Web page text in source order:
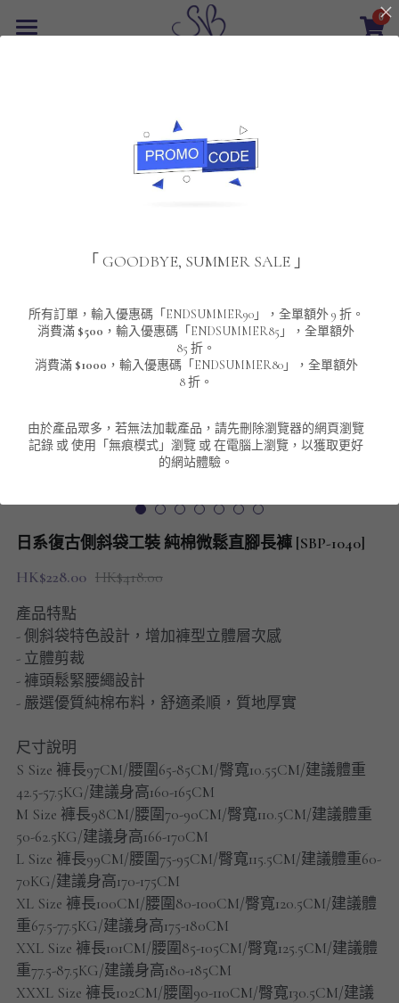
0
重磅純色長袖 T-SHIRT 系列
重磅純色短袖 T-SHIRT 系列
重磅純色 衛衣 系列
男裝恤衫
長袖恤衫
男裝 T-Shirt
長袖 T-SHIRT
短袖 POLO T-Shirt
針織外套
棒球外套
夾棉外套
男裝衛衣
連帽衛衣
九分褲
頸鏈及鏈墜
包袋
About Us
搜索
日系復古側斜袋工裝 純棉微鬆直腳長褲 [SBP-1040]
HK$228.00 HK$418.00
產品特點
- 側斜袋特色設計，增加褲型立體層次感
- 立體剪裁
- 褲頭鬆緊腰繩設計
- 嚴選優質純棉布料，舒適柔順，質地厚實
尺寸說明
S Size 褲長97CM/腰圍65-85CM/臀寬10.55CM/建議體重
42.5-57.5KG/建議身高160-165CM
M Size 褲長98CM/腰圍70-90CM/臀寬110.5CM/建議體重
50-62.5KG/建議身高166-170CM
L Size 褲長99CM/腰圍75-95CM/臀寬115.5CM/建議體重60-
70KG/建議身高170-175CM
XL Size 褲長100CM/腰圍80-100CM/臀寬120.5CM/建議體
重67.5-77.5KG/建議身高175-180CM
XXL Size 褲長101CM/腰圍85-105CM/臀寬125.5CM/建議體
重77.5-87.5KG/建議身高180-185CM
XXXL Size 褲長102CM/腰圍90-110CM/臀寬130.5CM/建議
×
商品分類
重磅純色 短袖T-Shirt 系列
圓領衛衣
連帽衛衣
針織外套
男裝長袖T-SHIRT
HOT ITEMS
男裝長褲
男士短褲
男裝九分褲
男裝外套
男裝短袖 T-SHIRT
重磅純色 長袖T-Shirt 系列
「 GOODBYE, SUMMER SALE 」
所有訂單，輸入優惠碼「ENDSUMMER90」，全單額外 9 折。
消費滿 $500 ，輸入優惠碼「ENDSUMMER85」，全單額外
85 折。
消費滿 $1000 ，輸入優惠碼「ENDSUMMER80」，全單額外
8 折。
由於產品眾多，若無法加載產品，請先刪除瀏覽器的網頁瀏覽
記錄 或 使用「無痕模式」瀏覽 或 在電腦上瀏覽，以獲取更好
的網站體驗。